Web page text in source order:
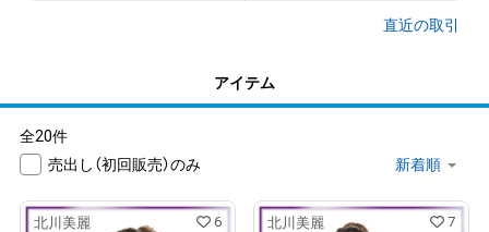
NTV「世界一受けたい授業」「女が女に怒る夜」「ボンビーガー
ル」
TX「ゴッドタン」「じっくり聞いタロウ」
直近の取引
アイテム
全20件
売出し（初回販売）のみ
北川美麗 6 北川美麗 7